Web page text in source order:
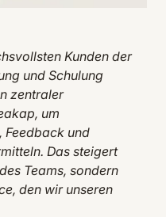
Kunden der
und Schulung
zentraler
um
Feedback und
Das steigert
Teams, sondern
den wir unseren